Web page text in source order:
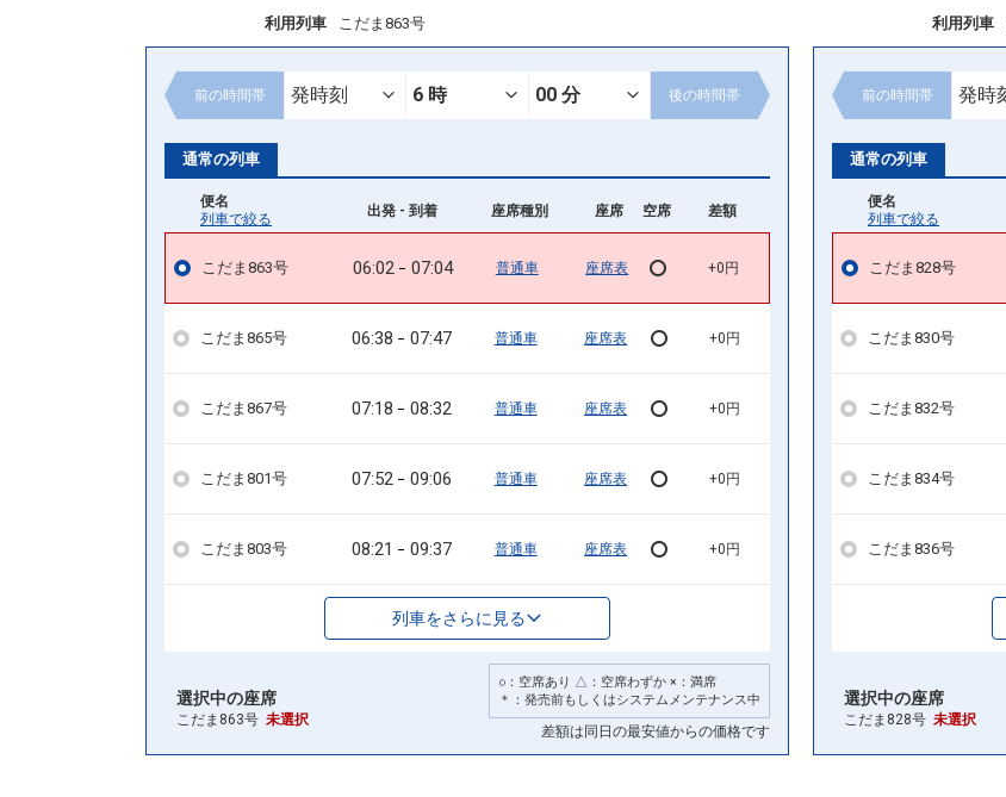
利用列車 こだま863号
前の時間帯 後の時間帯
通常の列車
便名
列車で絞る
出発 - 到着 座席種別 座席 空席 差額
こだま863号 06:02 07:04 普通車 座席表 +0円
こだま865号 06:38 07:47 普通車 座席表 +0円
こだま867号 07:18 08:32 普通車 座席表 +0円
こだま801号 07:52 09:06 普通車 座席表 +0円
こだま803号 08:21 09:37 普通車 座席表 +0円
列車をさらに見る
○：空席あり △：空席わずか ×：満席
＊：発売前もしくはシステムメンテナンス中
差額は同日の最安値からの価格です
選択中の座席
こだま863号 未選択
利用列車
前の時間帯
通常の列車
便名
列車で絞る
こだま828号
こだま830号
こだま832号
こだま834号
こだま836号
選択中の座席
こだま828号 未選択